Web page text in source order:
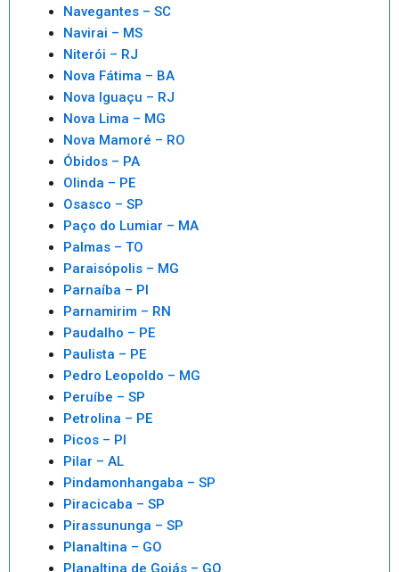
Navegantes – SC
Navirai – MS
Niterói – RJ
Nova Fátima – BA
Nova Iguaçu – RJ
Nova Lima – MG
Nova Mamoré – RO
Óbidos – PA
Olinda – PE
Osasco – SP
Paço do Lumiar – MA
Palmas – TO
Paraisópolis – MG
Parnaíba – PI
Parnamirim – RN
Paudalho – PE
Paulista – PE
Pedro Leopoldo – MG
Peruíbe – SP
Petrolina – PE
Picos – PI
Pilar – AL
Pindamonhangaba – SP
Piracicaba – SP
Pirassununga – SP
Planaltina – GO
Planaltina de Goiás – GO